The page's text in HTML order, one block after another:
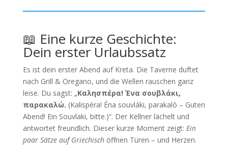
📖 Eine kurze Geschichte:
Dein erster Urlaubssatz
Es ist dein erster Abend auf Kreta. Die Taverne duftet
nach Grill & Oregano, und die Wellen rauschen ganz
leise. Du sagst: „Καλησπέρα! Ένα σουβλάκι,
παρακαλώ. (Kalispéra! Éna souvláki, parakaló – Guten
Abend! Ein Souvlaki, bitte.)“. Der Kellner lächelt und
antwortet freundlich. Dieser kurze Moment zeigt: Ein
paar Sätze auf Griechischöffnen Türen – und Herzen.